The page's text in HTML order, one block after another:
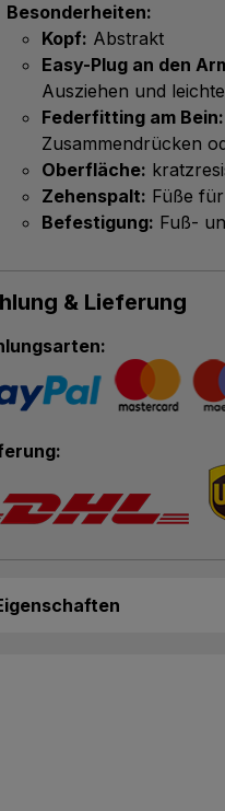
Besonderheiten:
Kopf: Abstrakt
Easy-Plug an den
Ausziehen und
Federfitting am Bein:
Zusammendrücken
Oberfläche:
Zehenspalt: Füße
Befestigung: Fuß-
& Lieferung